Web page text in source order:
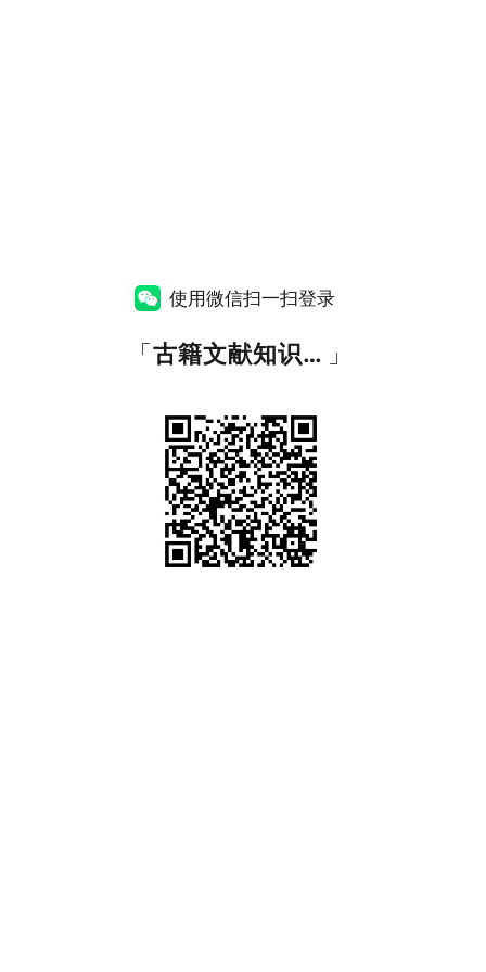
使用微信扫一扫登录
「 古籍文献知识图谱网 」